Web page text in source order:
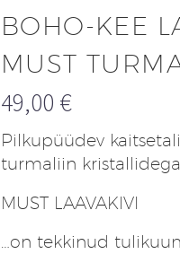
BOHO-KEE
MUST
49,00 €
Pilkupüüdev
turmaliin
MUST LAAVAKIVI
…on tekkinud